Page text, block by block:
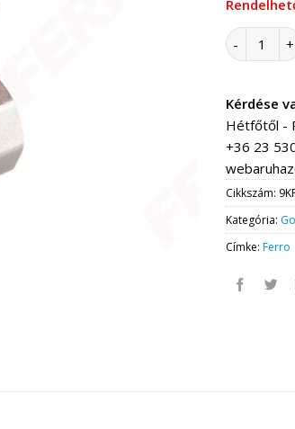
FERRO F-
Kérdése
Hétfőtől -
+36 23
Cikkszám:
Kategória:
Címke:Ferro